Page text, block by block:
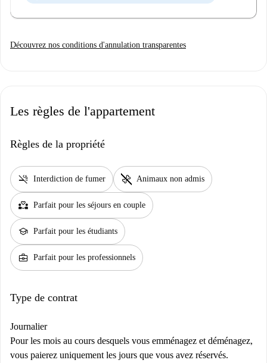
Découvrez nos conditions d'annulation transparentes
Les règles de l'appartement
Règles de la propriété
smoke_free Interdiction de fumer pet_supplies Animaux non admis
partner_heart Parfait pour les séjours en couple
school Parfait pour les étudiants
business_center Parfait pour les professionnels
Type de contrat
Journalier
Pour les mois au cours desquels vous emménagez et déménagez,
vous paierez uniquement les jours que vous avez réservés.